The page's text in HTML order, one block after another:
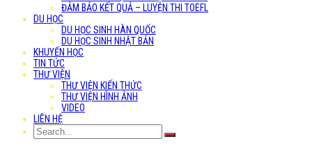
ĐẢM BẢO KẾT QUẢ – LUYỆN THI TOEFL
DU HỌC
DU HỌC SINH HÀN QUỐC
DU HỌC SINH NHẬT BẢN
KHUYẾN HỌC
TIN TỨC
THƯ VIỆN
THƯ VIỆN KIẾN THỨC
THƯ VIỆN HÌNH ẢNH
VIDEO
LIÊN HỆ